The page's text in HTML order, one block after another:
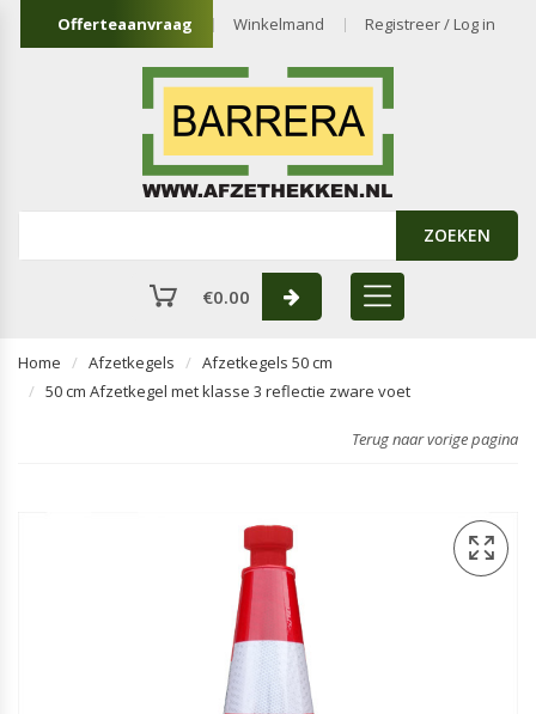
Offerteaanvraag Winkelmand Registreer / Log in
ZOEKEN
€0.00
Home Afzetkegels
Afzetkegels 50 cm
50 cm Afzetkegel met klasse 3 reflectie zware voet
Terug naar vorige pagina